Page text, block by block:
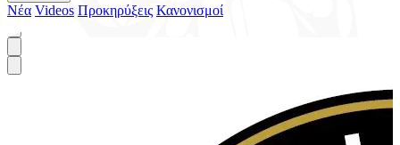
Νέα Videos Προκηρύξεις Κανονισμοί